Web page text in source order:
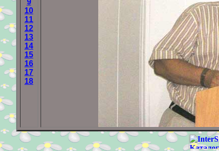
9
10
11
12
13
14
15
16
17
18